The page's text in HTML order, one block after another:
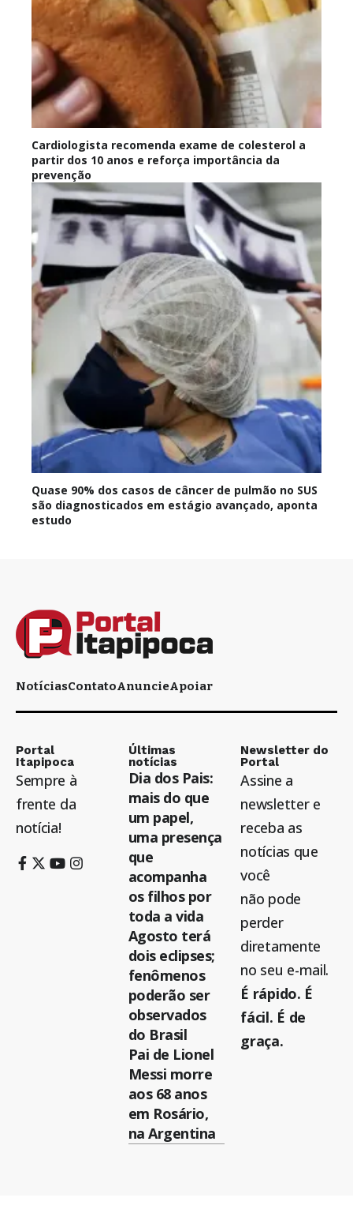
Cardiologista recomenda exame de colesterol a
partir dos 10 anos e reforça importância da
prevenção
Quase 90% dos casos de câncer de pulmão no SUS
são diagnosticados em estágio avançado, aponta
estudo
NotíciasContatoAnuncieApoiar
Portal
Itapipoca
Sempre à
frente da
notícia!
Últimas
notícias
Dia dos Pais:
mais do que
um papel,
uma presença
que
acompanha
os filhos por
toda a vida
Agosto terá
dois eclipses;
fenômenos
poderão ser
observados
do Brasil
Pai de Lionel
Messi morre
aos 68 anos
em Rosário,
na Argentina
Newsletter do
Portal
Assine a
newsletter e
receba as
notícias que
você
não pode
perder
diretamente
no seu e-mail.
É rápido. É
fácil. É de
graça.